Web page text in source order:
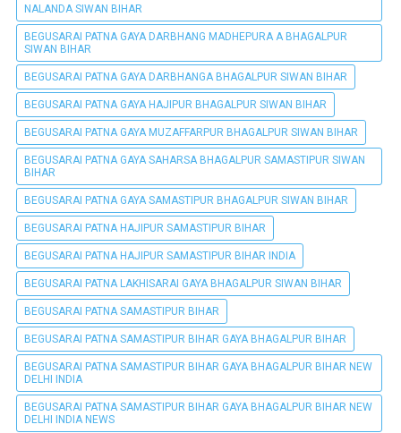
NALANDA SIWAN BIHAR
BEGUSARAI PATNA GAYA DARBHANG MADHEPURA A BHAGALPUR
SIWAN BIHAR
BEGUSARAI PATNA GAYA DARBHANGA BHAGALPUR SIWAN BIHAR
BEGUSARAI PATNA GAYA HAJIPUR BHAGALPUR SIWAN BIHAR
BEGUSARAI PATNA GAYA MUZAFFARPUR BHAGALPUR SIWAN BIHAR
BEGUSARAI PATNA GAYA SAHARSA BHAGALPUR SAMASTIPUR SIWAN
BIHAR
BEGUSARAI PATNA GAYA SAMASTIPUR BHAGALPUR SIWAN BIHAR
BEGUSARAI PATNA HAJIPUR SAMASTIPUR BIHAR
BEGUSARAI PATNA HAJIPUR SAMASTIPUR BIHAR INDIA
BEGUSARAI PATNA LAKHISARAI GAYA BHAGALPUR SIWAN BIHAR
BEGUSARAI PATNA SAMASTIPUR BIHAR
BEGUSARAI PATNA SAMASTIPUR BIHAR GAYA BHAGALPUR BIHAR
BEGUSARAI PATNA SAMASTIPUR BIHAR GAYA BHAGALPUR BIHAR NEW
DELHI INDIA
BEGUSARAI PATNA SAMASTIPUR BIHAR GAYA BHAGALPUR BIHAR NEW
DELHI INDIA NEWS